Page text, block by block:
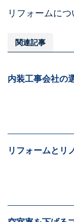
リフォームに
関連記事
内装工事会社の
リフォームとリ